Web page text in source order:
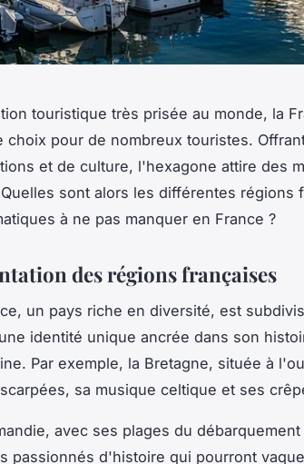
touristique très prisée au monde, la
choix pour de nombreux touristes.
et de culture, l'hexagone attire des
sont alors les différentes régions
à ne pas manquer en France ?
des régions françaises
un pays riche en diversité, est
identité unique ancrée dans son
Par exemple, la Bretagne, située à
sa musique celtique et ses
avec ses plages du
passionnés d'histoire qui pourront